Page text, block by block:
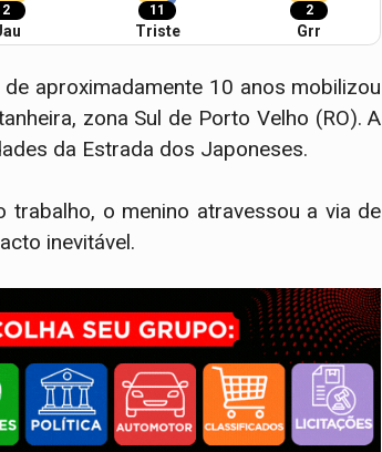
2 11
Triste
2
Grr
aproximadamente 10 anos mobilizou
zona Sul de Porto Velho (RO). A
da Estrada dos Japoneses.
o menino atravessou a via de
inevitável.